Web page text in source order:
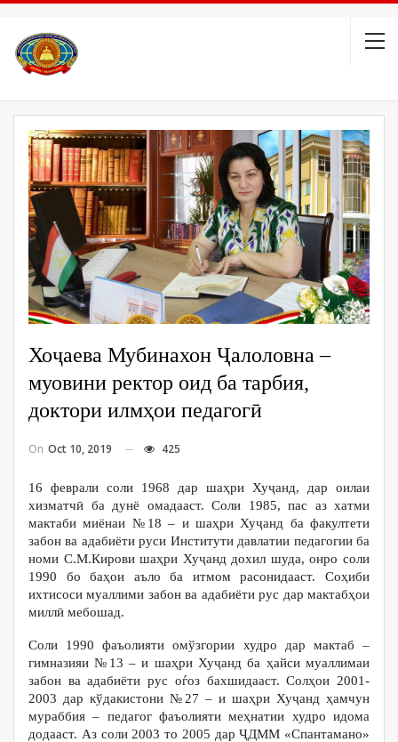
Хоҷаева Мубинахон Ҷалоловна –
муовини ректор оид ба тарбия,
доктори илмҳои педагогӣ
On Oct 10, 2019 425
16 феврали соли 1968 дар шаҳри Хуҷанд, дар оилаи
хизматчӣ ба дунё омадааст. Соли 1985, пас аз хатми
мактаби миёнаи №18 – и шаҳри Хуҷанд ба факултети
забон ва адабиёти руси Институти давлатии педагогии ба
номи С.М.Кирови шаҳри Хуҷанд дохил шуда, онро соли
1990 бо баҳои аъло ба итмом расонидааст. Соҳиби
ихтисоси муаллими забон ва адабиёти рус дар мактабҳои
миллӣ мебошад.
Соли 1990 фаъолияти омўзгории худро дар мактаб –
гимназияи №13 – и шаҳри Хуҷанд ба ҳайси муаллимаи
забон ва адабиёти рус оѓоз бахшидааст. Солҳои 2001-
2003 дар кўдакистони №27 – и шаҳри Хуҷанд ҳамчун
мураббия – педагог фаъолияти меҳнатии худро идома
додааст. Аз соли 2003 то 2005 дар ҶДММ «Спантамано»